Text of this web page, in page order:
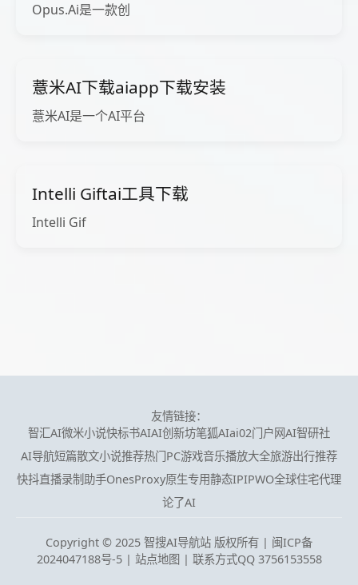
Opus.Ai是一款创
薏米AI下载aiapp下载安装
薏米AI是一个AI平台
Intelli Giftai工具下载
Intelli Gif
友情链接：
智汇AI微米小说快标书AIAI创新坊笔狐AIai02门户网AI智研社
AI导航短篇散文小说推荐热门PC游戏音乐播放大全旅游出行推荐
快抖直播录制助手OnesProxy原生专用静态IPIPWO全球住宅代理
论了AI
Copyright © 2025 智搜AI导航站 版权所有 | 闽ICP备
2024047188号-5| 站点地图| 联系方式QQ 3756153558